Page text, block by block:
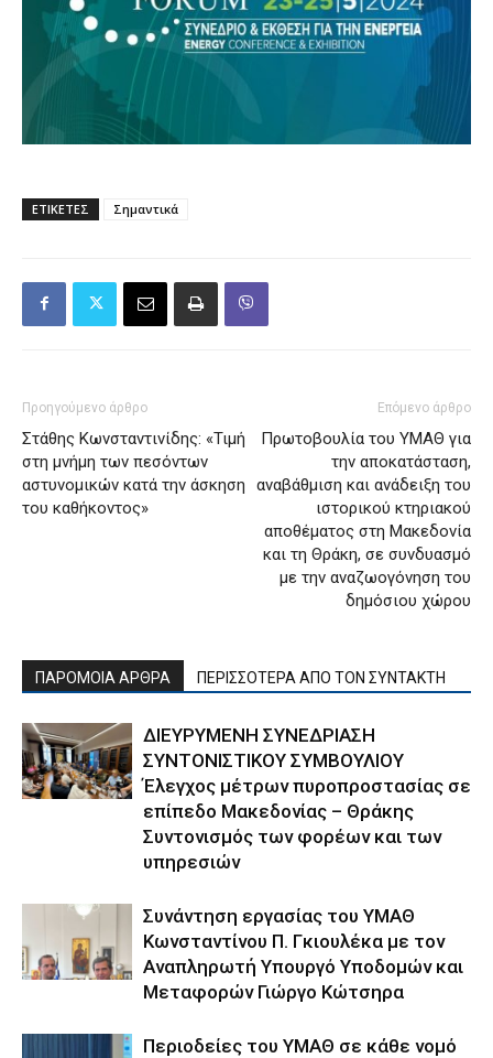
ΕΤΙΚΕΤΕΣ Σημαντικά
Προηγούμενο άρθρο
Στάθης Κωνσταντινίδης: «Τιμή
στη μνήμη των πεσόντων
αστυνομικών κατά την άσκηση
του καθήκοντος»
Επόμενο άρθρο
Πρωτοβουλία του ΥΜΑΘ για
την αποκατάσταση,
αναβάθμιση και ανάδειξη του
ιστορικού κτηριακού
αποθέματος στη Μακεδονία
και τη Θράκη, σε συνδυασμό
με την αναζωογόνηση του
δημόσιου χώρου
ΠΑΡΟΜΟΙΑ ΑΡΘΡΑ ΠΕΡΙΣΣΟΤΕΡΑ ΑΠΟ ΤΟΝ ΣΥΝΤΑΚΤΗ
ΔΙΕΥΡΥΜΕΝΗ ΣΥΝΕΔΡΙΑΣΗ
ΣΥΝΤΟΝΙΣΤΙΚΟΥ ΣΥΜΒΟΥΛΙΟΥ
Έλεγχος μέτρων πυροπροστασίας σε
επίπεδο Μακεδονίας – Θράκης
Συντονισμός των φορέων και των
υπηρεσιών
Συνάντηση εργασίας του ΥΜΑΘ
Κωνσταντίνου Π. Γκιουλέκα με τον
Αναπληρωτή Υπουργό Υποδομών και
Μεταφορών Γιώργο Κώτσηρα
Περιοδείες του ΥΜΑΘ σε κάθε νομό